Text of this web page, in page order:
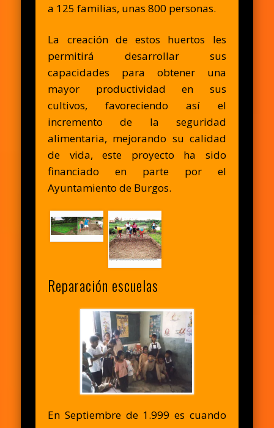
a 125 familias, unas 800 personas.
La creación de estos huertos les
permitirá desarrollar sus
capacidades para obtener una
mayor pr‎oductividad en sus
cultivos, favoreciendo así el
incremento de la seguridad
alimentaria, mejorando su calidad
de vida, este proyecto ha sido
financiado en parte por el
Ayuntamiento de Burgos.
Reparación escuelas
En Septiembre de 1.999 es cuando